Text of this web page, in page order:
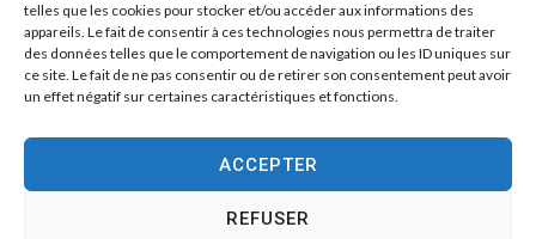
telles que les cookies pour stocker et/ou accéder aux informations des
appareils. Le fait de consentir à ces technologies nous permettra de traiter
des données telles que le comportement de navigation ou les ID uniques sur
ce site. Le fait de ne pas consentir ou de retirer son consentement peut avoir
un effet négatif sur certaines caractéristiques et fonctions.
ACCEPTER
REFUSER